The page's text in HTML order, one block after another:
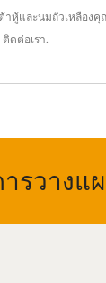
ต้าหู้และนมถั่วเหลืองคุ
ติดต่อเรา
รวางแ